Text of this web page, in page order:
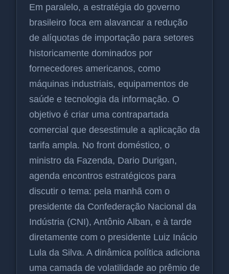
Em paralelo, a estratégia do governo
brasileiro foca em alavancar a redução
de alíquotas de importação para setores
historicamente dominados por
fornecedores americanos, como
máquinas industriais, equipamentos de
saúde e tecnologia da informação. O
objetivo é criar uma contrapartada
comercial que desestimule a aplicação da
tarifa ampla. No front doméstico, o
ministro da Fazenda, Dario Durigan,
agenda encontros estratégicos para
discutir o tema: pela manhã com o
presidente da Confederação Nacional da
Indústria (CNI), Antônio Alban, e à tarde
diretamente com o presidente Luiz Inácio
Lula da Silva. A dinâmica política adiciona
uma camada de volatilidade ao prêmio de